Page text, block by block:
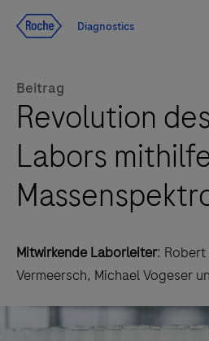
Diagnostics
Beitrag
Revolution
Labors
Mitwirkende Laborleiter:
Vermeersch, Michael Vogeser